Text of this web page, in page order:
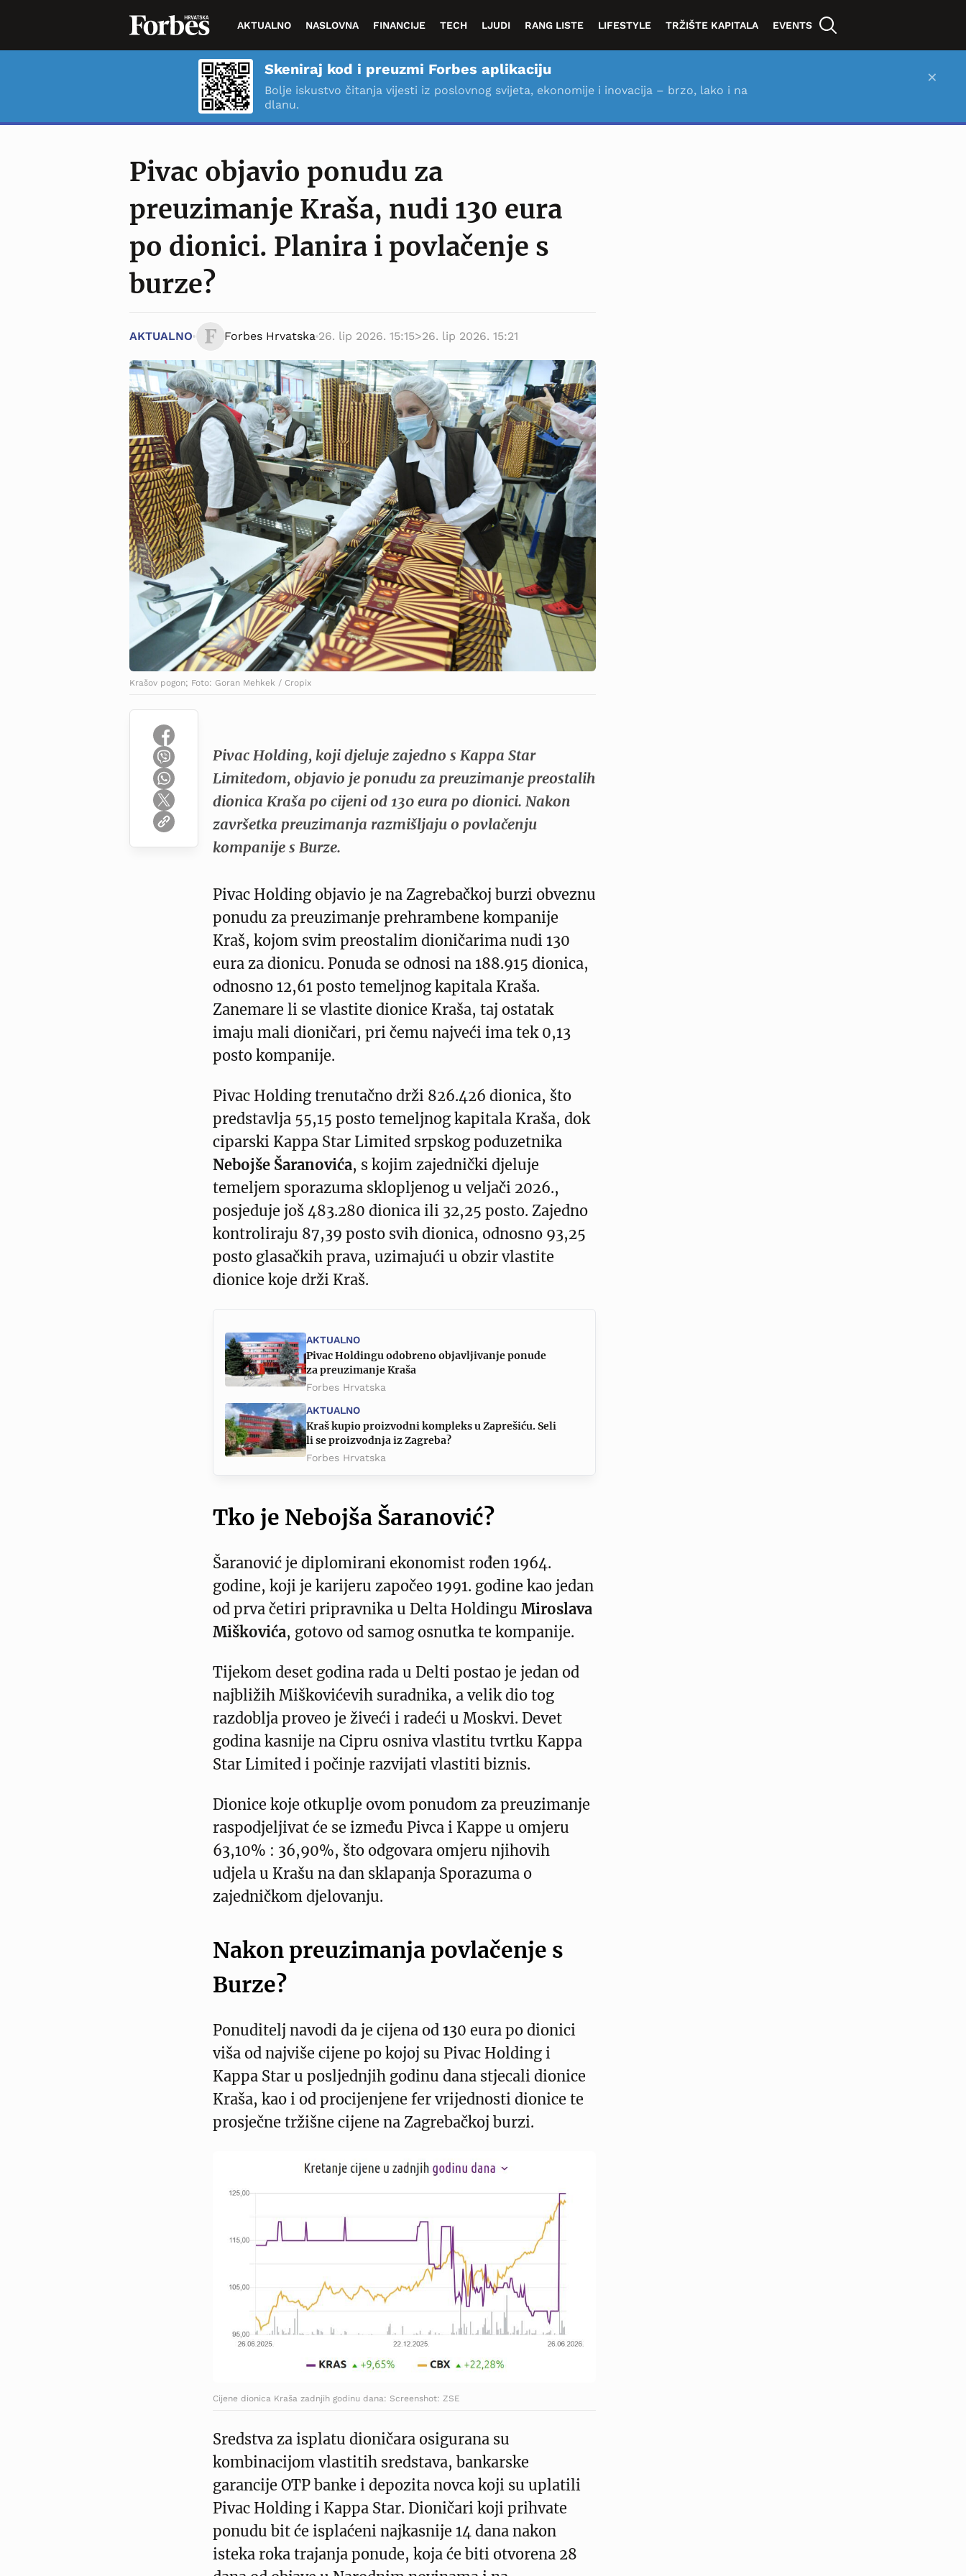
AKTUALNO NASLOVNA FINANCIJE TECH LJUDI RANG LISTE LIFESTYLE TRŽIŠTE KAPITALA EVENTS
Skeniraj kod i preuzmi Forbes aplikaciju
Bolje iskustvo čitanja vijesti iz poslovnog svijeta, ekonomije i inovacija – brzo, lako i na
dlanu.
×
Pivac objavio ponudu za
preuzimanje Kraša, nudi 130 eura
po dionici. Planira i povlačenje s
burze?
AKTUALNO Forbes Hrvatska 26. lip 2026. 15:15>26. lip 2026. 15:21
Krašov pogon; Foto: Goran Mehkek / Cropix
Pivac Holding, koji djeluje zajedno s Kappa Star
Limitedom, objavio je ponudu za preuzimanje preostalih
dionica Kraša po cijeni od 130 eura po dionici. Nakon
završetka preuzimanja razmišljaju o povlačenju
kompanije s Burze.
Pivac Holding objavio je na Zagrebačkoj burzi obveznu
ponudu za preuzimanje prehrambene kompanije
Kraš, kojom svim preostalim dioničarima nudi 130
eura za dionicu. Ponuda se odnosi na 188.915 dionica,
odnosno 12,61 posto temeljnog kapitala Kraša.
Zanemare li se vlastite dionice Kraša, taj ostatak
imaju mali dioničari, pri čemu najveći ima tek 0,13
posto kompanije.
Pivac Holding trenutačno drži 826.426 dionica, što
predstavlja 55,15 posto temeljnog kapitala Kraša, dok
ciparski Kappa Star Limited srpskog poduzetnika
Nebojše Šaranovića, s kojim zajednički djeluje
temeljem sporazuma sklopljenog u veljači 2026.,
posjeduje još 483.280 dionica ili 32,25 posto. Zajedno
kontroliraju 87,39 posto svih dionica, odnosno 93,25
posto glasačkih prava, uzimajući u obzir vlastite
dionice koje drži Kraš.
AKTUALNO
Pivac Holdingu odobreno objavljivanje ponude
za preuzimanje Kraša
Forbes Hrvatska
AKTUALNO
Kraš kupio proizvodni kompleks u Zaprešiću. Seli
li se proizvodnja iz Zagreba?
Forbes Hrvatska
Tko je Nebojša Šaranović?
Šaranović je diplomirani ekonomist rođen 1964.
godine, koji je karijeru započeo 1991. godine kao jedan
od prva četiri pripravnika u Delta Holdingu Miroslava
Miškovića, gotovo od samog osnutka te kompanije.
Tijekom deset godina rada u Delti postao je jedan od
najbližih Miškovićevih suradnika, a velik dio tog
razdoblja proveo je živeći i radeći u Moskvi. Devet
godina kasnije na Cipru osniva vlastitu tvrtku Kappa
Star Limited i počinje razvijati vlastiti biznis.
Dionice koje otkuplje ovom ponudom za preuzimanje
raspodjeljivat će se između Pivca i Kappe u omjeru
63,10% : 36,90%, što odgovara omjeru njihovih
udjela u Krašu na dan sklapanja Sporazuma o
zajedničkom djelovanju.
Nakon preuzimanja povlačenje s
Burze?
Ponuditelj navodi da je cijena od 130 eura po dionici
viša od najviše cijene po kojoj su Pivac Holding i
Kappa Star u posljednjih godinu dana stjecali dionice
Kraša, kao i od procijenjene fer vrijednosti dionice te
prosječne tržišne cijene na Zagrebačkoj burzi.
Cijene dionica Kraša zadnjih godinu dana: Screenshot: ZSE
Sredstva za isplatu dioničara osigurana su
kombinacijom vlastitih sredstava, bankarske
garancije OTP banke i depozita novca koji su uplatili
Pivac Holding i Kappa Star. Dioničari koji prihvate
ponudu bit će isplaćeni najkasnije 14 dana nakon
isteka roka trajanja ponude, koja će biti otvorena 28